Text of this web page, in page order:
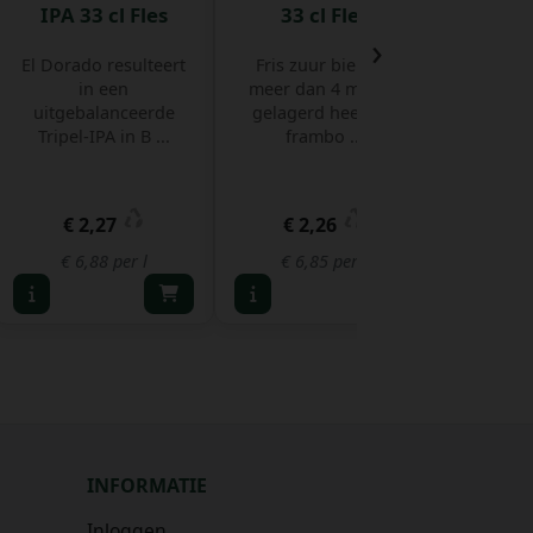
IPA 33 cl Fles
El Dorado resulteert
in een
uitgebalanceerde
Tripel-IPA in B ...
€ 2,27
€ 6,88 per l
33 cl Fles
Fris zuur bier dat
meer dan 4 maand
gelagerd heeft op
frambo ...
€ 2,26
€ 6,85 per l
›
INFORMATIE